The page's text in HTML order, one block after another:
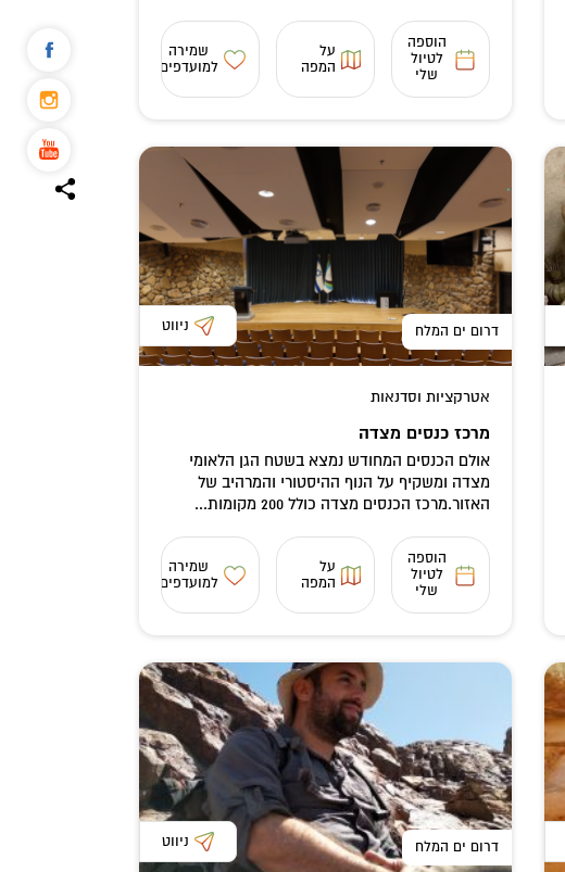
הוספה
לטיול
שלי
על
המפה
שמירה
למועדפים
דרום ים המלח ניווט
אטרקציות וסדנאות
מרכז כנסים מצדה
אולם הכנסים המחודש נמצא בשטח הגן הלאומי
מצדה ומשקיף על הנוף ההיסטורי והמרהיב של
האזור.מרכז הכנסים מצדה כולל 200 מקומות...
הוספה
לטיול
שלי
על
המפה
שמירה
למועדפים
דרום ים המלח ניווט